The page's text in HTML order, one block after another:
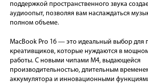
поддержкой пространственного звука
аудиоопыт, позволяя вам наслаждаться
полном объеме.
MacBook Pro 16 — это идеальный выбор для
креативщиков, которые нуждаются в
работы. С новыми чипами M4, выдающейся
производительностью, длительным
аккумулятора и инновационными